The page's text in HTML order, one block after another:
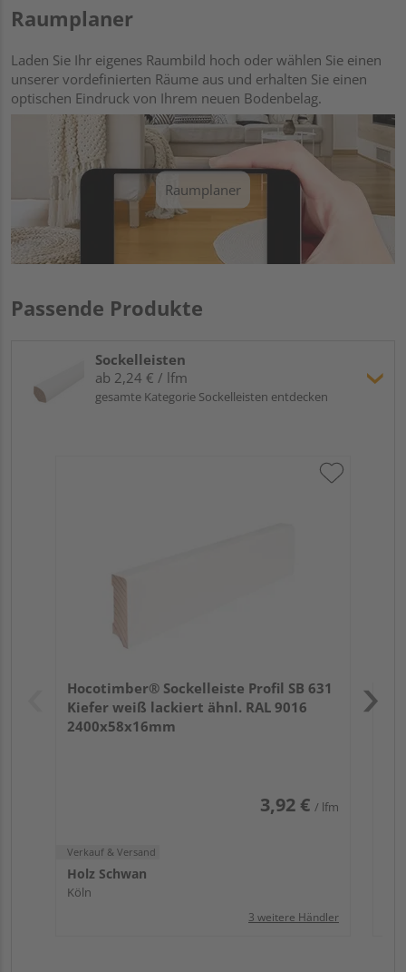
Raumplaner
Laden Sie Ihr eigenes Raumbild hoch oder wählen Sie einen
unserer vordefinierten Räume aus und erhalten Sie einen
optischen Eindruck von Ihrem neuen Bodenbelag.
Raumplaner
Passende Produkte
Sockelleisten
ab 2,24 € / lfm
gesamte Kategorie Sockelleisten entdecken
Hocotimber® Sockelleiste Profil SB 631
Kiefer weiß lackiert ähnl. RAL 9016
2400x58x16mm
3,92 € / lfm
Verkauf & Versand
Holz Schwan
Köln
3 weitere Händler